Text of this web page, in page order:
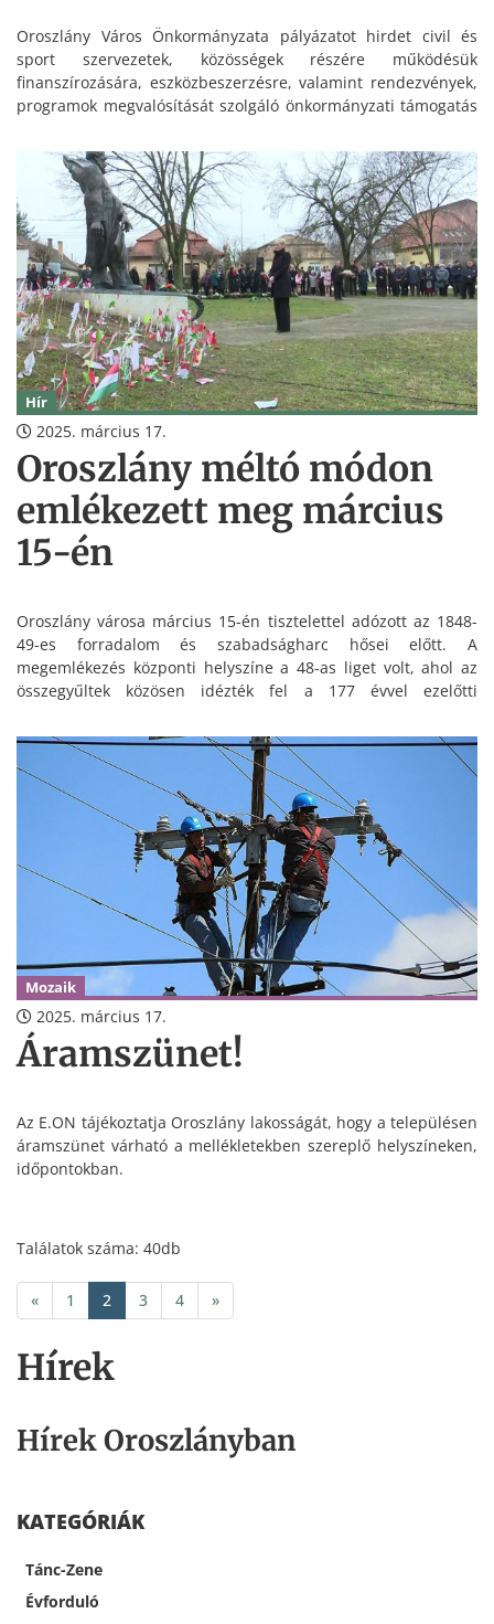
Hírek
Hírek Oroszlányban
KATEGÓRIÁK
Tánc-Zene
Évforduló
Oroszlány Város Önkormányzata pályázatot hirdet civil és
sport szervezetek, közösségek részére működésük
finanszírozására, eszközbeszerzésre, valamint rendezvények,
programok megvalósítását szolgáló önkormányzati támogatás
Hír
2025. március 17.
Oroszlány méltó módon
emlékezett meg március
15-én
Oroszlány városa március 15-én tisztelettel adózott az 1848-
49-es forradalom és szabadságharc hősei előtt. A
megemlékezés központi helyszíne a 48-as liget volt, ahol az
összegyűltek közösen idézték fel a 177 évvel ezelőtti
Károly polgármester és Czunyiné dr. Bertalan Judit
országgyűlési képviselő, majd Pataki Csaba, a Kadarka
Társulat tehetsége tolmácsolta a Nemzeti Dalt.
Mozaik
2025. március 17.
Áramszünet!
Az E.ON tájékoztatja Oroszlány lakosságát, hogy a településen
áramszünet várható a mellékletekben szereplő helyszíneken,
időpontokban.
Találatok száma: 40db
« 1 2 3 4 »